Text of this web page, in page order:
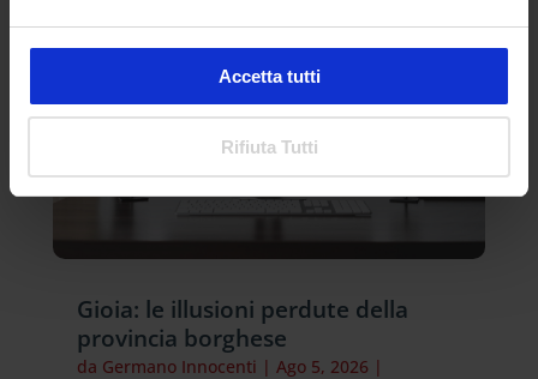
Accetta tutti
Rifiuta Tutti
Gioia: le illusioni perdute della
provincia borghese
da Germano Innocenti | Ago 5, 2026 |